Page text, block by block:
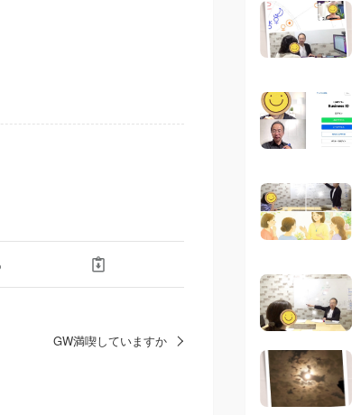
GW満喫していますか